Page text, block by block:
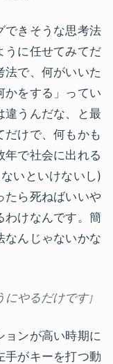
できそうな思考法
うに任せてみてだ
法で、何がいいた
かをする」ってい
違うんだな、と最
だけで、何もかも
年で社会に出れる
いといけないし)
たら死ねばいいや
わけなんです。簡
なんじゃないかな
にやるだけです
ョンが高い時期に
手がキーを打つ動